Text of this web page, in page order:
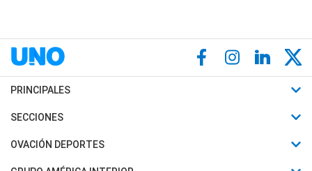
PRINCIPALES
Últimas Noticias
Política
SECCIONES
Horóscopo
Motores
OVACIÓN DEPORTES